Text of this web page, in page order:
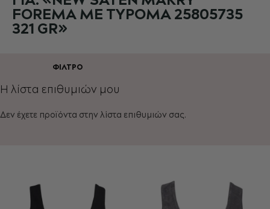
FOREMA ME TYPOMA 25805735
321 GR»
ΦΊΛΤΡΟ
Η λίστα επιθυμιών μου
Δεν έχετε προϊόντα στην λίστα επιθυμιών σας.